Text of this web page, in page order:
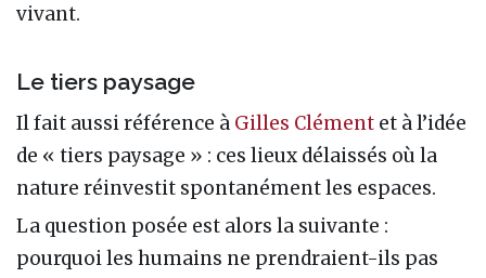
vivant.
Le tiers paysage
Il fait aussi référence à Gilles Clément et à l’idée
de « tiers paysage » : ces lieux délaissés où la
nature réinvestit spontanément les espaces.
La question posée est alors la suivante :
pourquoi les humains ne prendraient-ils pas